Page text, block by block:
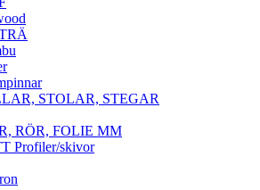
STOLAR, STEGAR
RÖR, FOLIE MM
Profiler/skivor